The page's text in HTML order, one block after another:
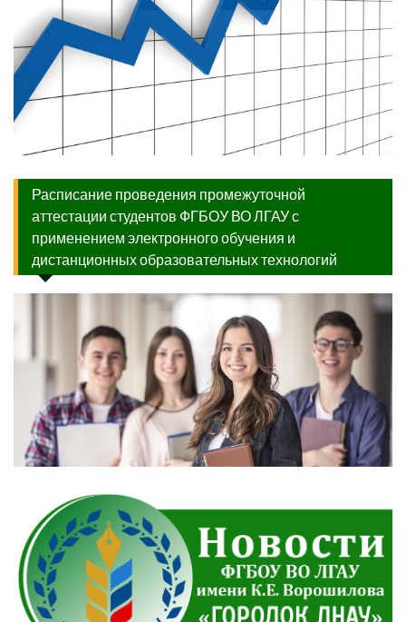
Расписание проведения промежуточной
аттестации студентов ФГБОУ ВО ЛГАУ с
применением электронного обучения и
дистанционных образовательных технологий